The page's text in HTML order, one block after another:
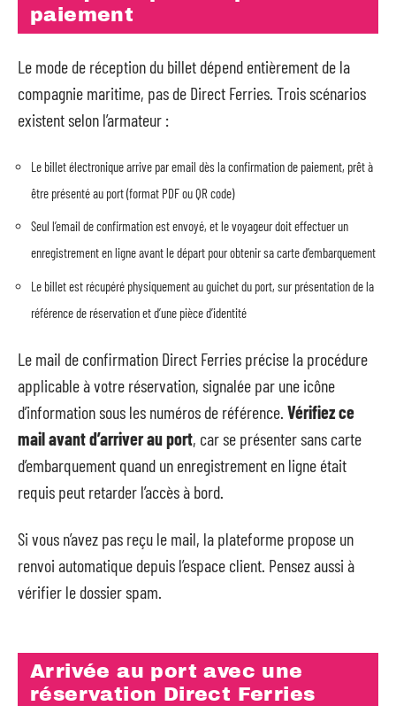
paiement
Le mode de réception du billet dépend entièrement de la
compagnie maritime, pas de Direct Ferries. Trois scénarios
existent selon l’armateur :
Le billet électronique arrive par email dès la confirmation de paiement, prêt à
être présenté au port (format PDF ou QR code)
Seul l’email de confirmation est envoyé, et le voyageur doit effectuer un
enregistrement en ligne avant le départ pour obtenir sa carte d’embarquement
Le billet est récupéré physiquement au guichet du port, sur présentation de la
référence de réservation et d’une pièce d’identité
Le mail de confirmation Direct Ferries précise la procédure
applicable à votre réservation, signalée par une icône
d’information sous les numéros de référence. Vérifiez ce
mail avant d’arriver au port, car se présenter sans carte
d’embarquement quand un enregistrement en ligne était
requis peut retarder l’accès à bord.
Si vous n’avez pas reçu le mail, la plateforme propose un
renvoi automatique depuis l’espace client. Pensez aussi à
vérifier le dossier spam.
Arrivée au port avec une
réservation Direct Ferries